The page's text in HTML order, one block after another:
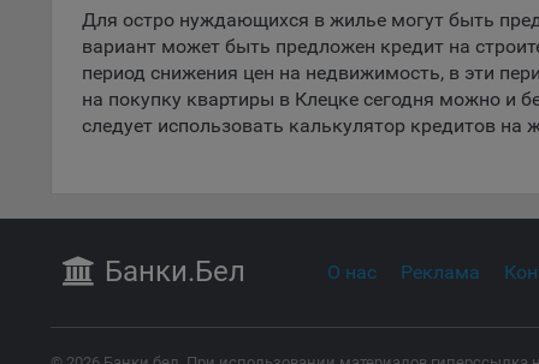
Inc.
Для остро нуждающихся в жилье могут быть
вариант может быть предложен кредит на
период снижения цен на недвижимость, в эти
на покупку квартиры в Клецке сегодня можно и
следует использовать калькулятор кредитов на
Банки.Бел О нас Реклама